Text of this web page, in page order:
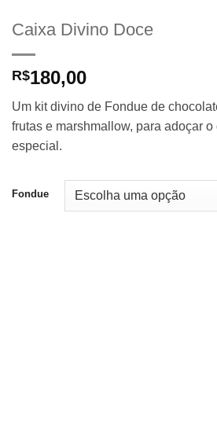
Caixa Divino Doce
R$180,00
Um kit divino de Fondue de
frutas e marshmallow, para adoçar
especial.
Fondue